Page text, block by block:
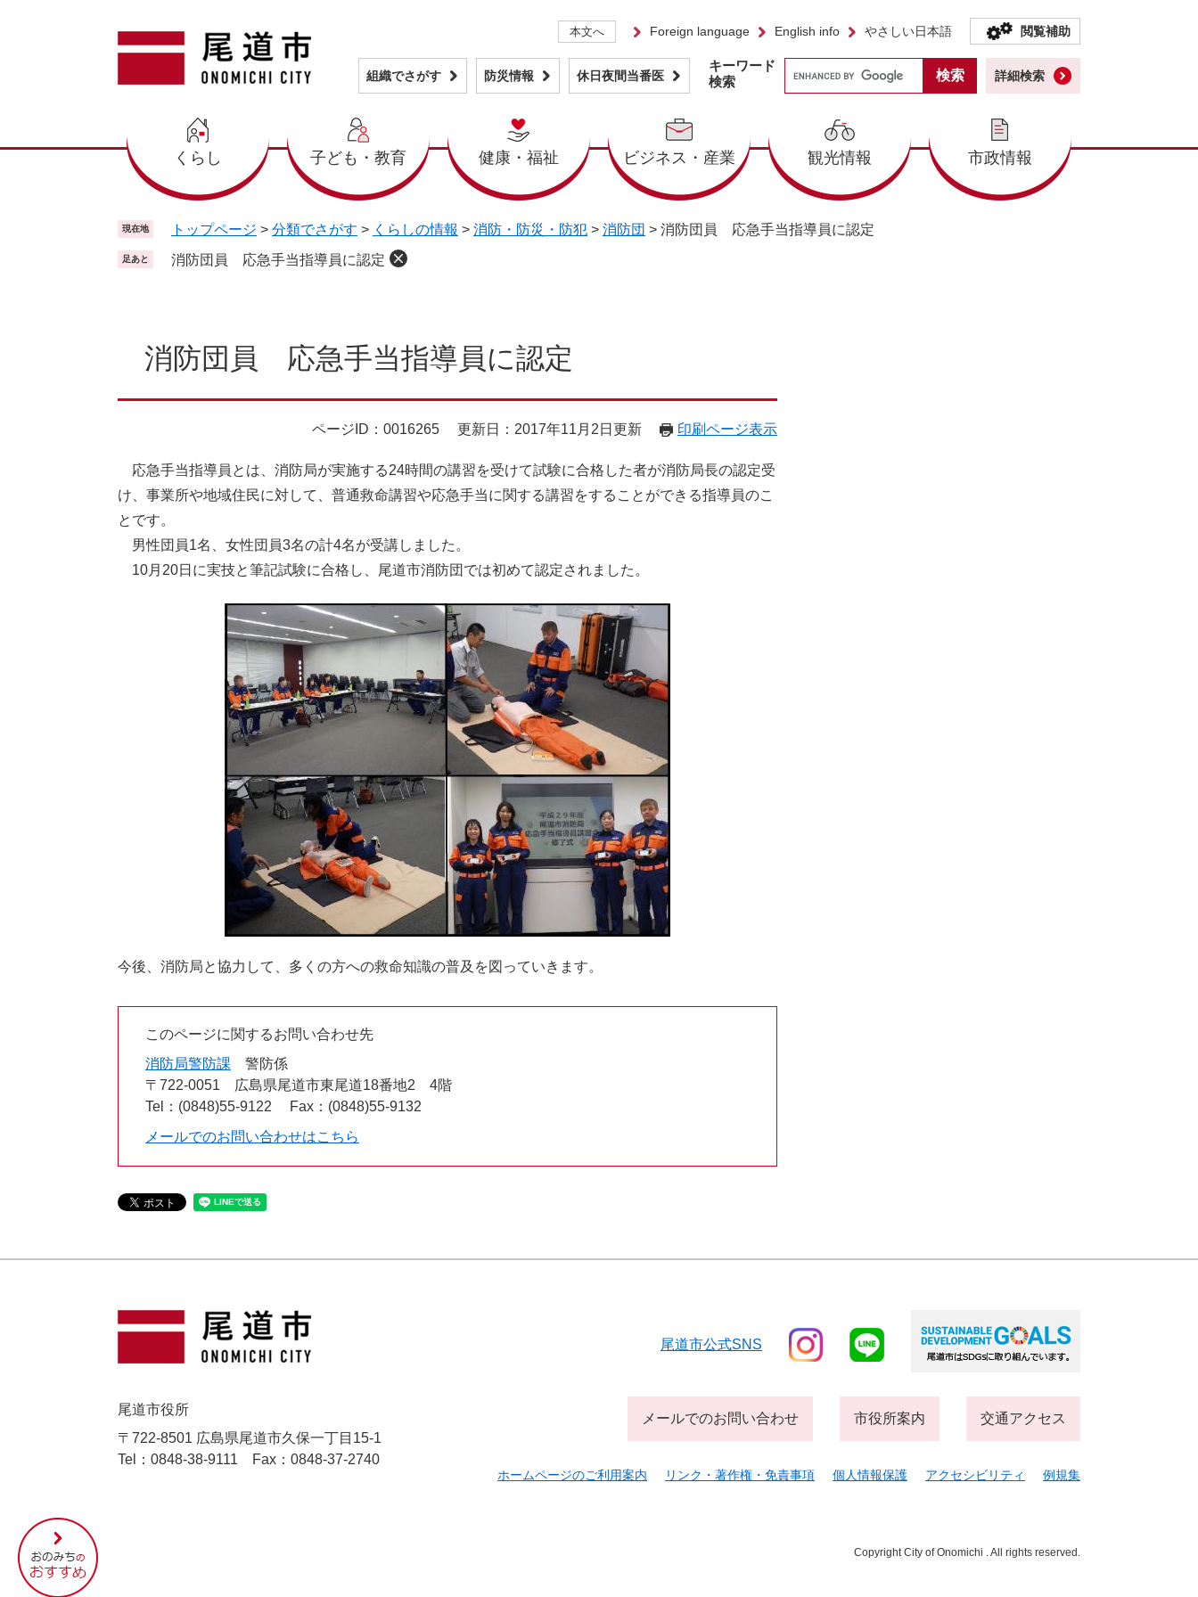
本文へ Foreign language English info やさしい日本語 閲覧補助
組織でさがす 防災情報 休日夜間当番医
くらし 子ども・教育 健康・福祉 ビジネス・産業 観光情報 市政情報
キーワード
検索
詳細検索
現在地 トップページ > 分類でさがす > くらしの情報 > 消防・防災・防犯 > 消防団 > 消防団員 応急手当指導員に認定
足あと 消防団員 応急手当指導員に認定
消防団員 応急手当指導員に認定
ページID：0016265 更新日：2017年11月2日更新 印刷ページ表示
応急手当指導員とは、消防局が実施する24時間の講習を受けて試験に合格した者が消防局長の認定受
け、事業所や地域住民に対して、普通救命講習や応急手当に関する講習をすることができる指導員のこ
とです。
男性団員1名、女性団員3名の計4名が受講しました。
10月20日に実技と筆記試験に合格し、尾道市消防団では初めて認定されました。
今後、消防局と協力して、多くの方への救命知識の普及を図っていきます。
このページに関するお問い合わせ先
消防局警防課
警防係
〒722-0051
広島県尾道市東尾道18番地2 4階
Tel：(0848)55-9122
Fax：(0848)55-9132
メールでのお問い合わせはこちら
尾
道
市
の
尾道市役所
〒722-8501 広島県尾道市久保一丁目15-1
Tel：0848-38-9111
Fax：0848-37-2740
尾道市公式SNS
メールでのお問い合わせ 市役所案内 交通アクセス
ホームページのご利用案内 リンク・著作権・免責事項 個人情報保護 アクセシビリティ 例規集
Copyright City of Onomichi . All rights reserved.